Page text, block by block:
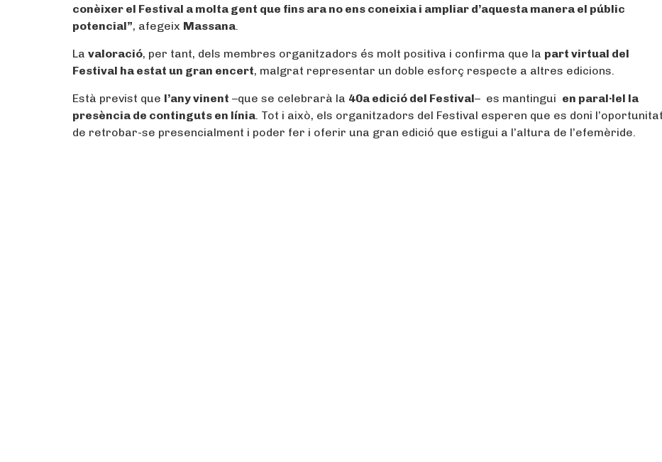
conèixer el Festival a molta gent que fins ara no ens coneixia i ampliar d’aquesta manera el públic
potencial”, afegeix Massana.
La valoració, per tant, dels membres organitzadors és molt positiva i confirma que la part virtual del
Festival ha estat un gran encert, malgrat representar un doble esforç respecte a altres edicions.
Està previst que l’any vinent –que se celebrarà la 40a edició del Festival– es mantingui en paral·lel la
presència de continguts en línia. Tot i això, els organitzadors del Festival esperen que es doni l’oportunitat
de retrobar-se presencialment i poder fer i oferir una gran edició que estigui a l’altura de l’efemèride.